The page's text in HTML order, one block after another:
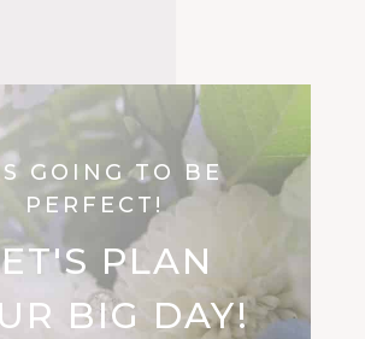
GOING TO BE
PERFECT!
PLAN
BIG DAY!